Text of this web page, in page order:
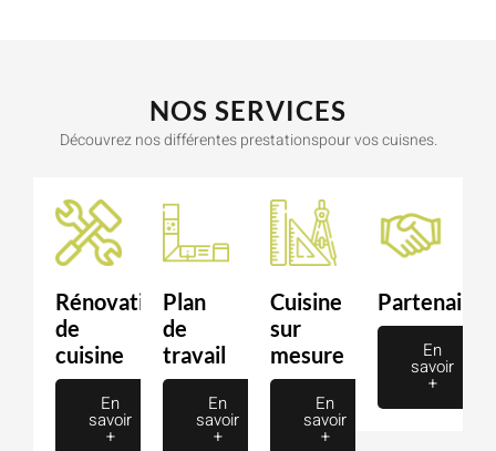
NOS SERVICES
Découvrez nos différentes prestationspour vos cuisnes.
Rénovation
de
cuisine
En
savoir
+
Plan
de
travail
En
savoir
+
Cuisine
sur
mesure
En
savoir
+
Partenaire
En
savoir
+